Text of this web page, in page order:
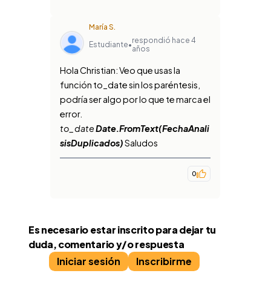
María S.
Estudiante•respondió hace 4
años
Hola Christian: Veo que usas la
función to_date sin los paréntesis,
podría ser algo por lo que te marca el
error.
to_dateDate.FromText(FechaAnali
sisDuplicados)Saludos
0
Es necesario estar inscrito para dejar tu
duda, comentario y/o respuesta
Iniciar sesión
Inscribirme